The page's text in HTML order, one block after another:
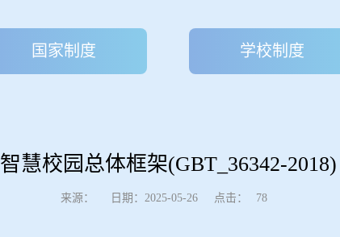
国家制度 学校制度
智慧校园总体框架(GBT_36342-2018)
来源： 日期：2025-05-26 点击： 78